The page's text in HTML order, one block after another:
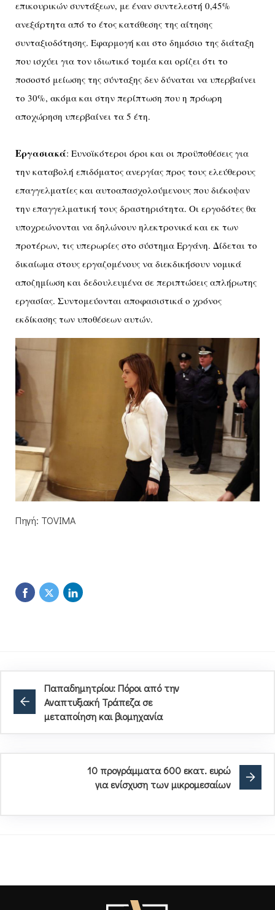
επικουρικών συντάξεων, με έναν συντελεστή 0,45%
ανεξάρτητα από το έτος κατάθεσης της αίτησης
συνταξιοδότησης. Εφαρμογή και στο δημόσιο της διάταξη
που ισχύει για τον ιδιωτικό τομέα και ορίζει ότι το
ποσοστό μείωσης της σύνταξης δεν δύναται να υπερβαίνει
το 30%, ακόμα και στην περίπτωση που η πρόωρη
αποχώρηση υπερβαίνει τα 5 έτη.
Εργασιακά: Ευνοϊκότεροι όροι και οι προϋποθέσεις για
την καταβολή επιδόματος ανεργίας προς τους ελεύθερους
επαγγελματίες και αυτοαπασχολούμενους που διέκοψαν
την επαγγελματική τους δραστηριότητα. Οι εργοδότες θα
υποχρεώνονται να δηλώνουν ηλεκτρονικά και εκ των
προτέρων, τις υπερωρίες στο σύστημα Εργάνη. Δίδεται το
δικαίωμα στους εργαζομένους να διεκδικήσουν νομικά
αποζημίωση και δεδουλευμένα σε περιπτώσεις απλήρωτης
εργασίας. Συντομεύονται αποφασιστικά ο χρόνος
εκδίκασης των υποθέσεων αυτών.
Πηγή: TOVIMA
Παπαδημητρίου: Πόροι από την
Αναπτυξιακή Τράπεζα σε
μεταποίηση και βιομηχανία
10 προγράμματα 600 εκατ. ευρώ
για ενίσχυση των μικρομεσαίων